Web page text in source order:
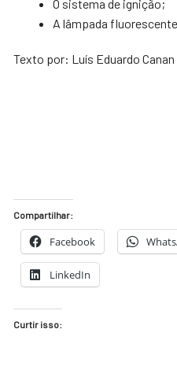
O sistema de ignição;
A lâmpada
Texto por: Luís Eduardo Canan
Compartilhar:
Facebook
LinkedIn
Curtir isso: